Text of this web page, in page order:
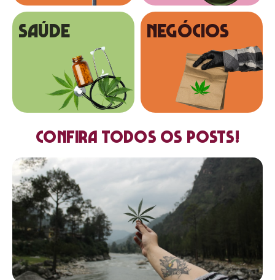
SAÚDE NEGÓCIOS
Confira todos os posts!